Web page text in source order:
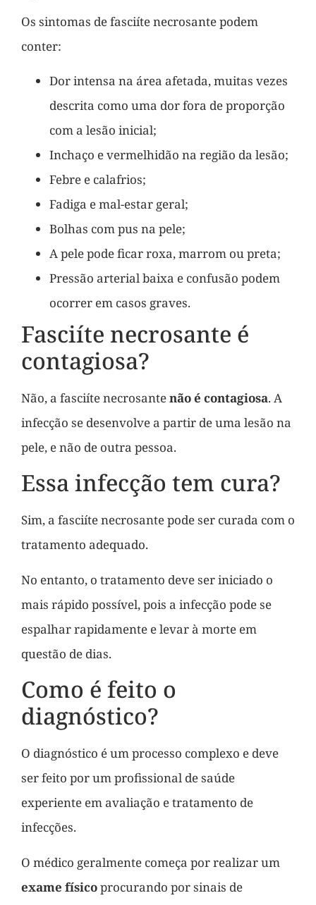
Os sintomas de fasciíte necrosante podem
conter:
Dor intensa na área afetada, muitas vezes
descrita como uma dor fora de proporção
com a lesão inicial;
Inchaço e vermelhidão na região da lesão;
Febre e calafrios;
Fadiga e mal-estar geral;
Bolhas com pus na pele;
A pele pode ficar roxa, marrom ou preta;
Pressão arterial baixa e confusão podem
ocorrer em casos graves.
Fasciíte necrosante é
contagiosa?
Não, a fasciíte necrosantenão é contagiosa. A
infecção se desenvolve a partir de uma lesão na
pele, e não de outra pessoa.
Essa infecção tem cura?
Sim, a fasciíte necrosante pode ser curada com o
tratamento adequado.
No entanto, o tratamento deve ser iniciado o
mais rápido possível, pois a infecção pode se
espalhar rapidamente e levar à morte em
questão de dias.
Como é feito o
diagnóstico?
O diagnóstico é um processo complexo e deve
ser feito por um profissional de saúde
experiente em avaliação e tratamento de
infecções.
O médico geralmente começa por realizar um
exame físicoprocurando por sinais de